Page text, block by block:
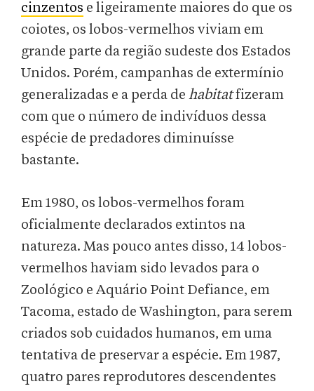
cinzentos e ligeiramente maiores do que os
coiotes, os lobos-vermelhos viviam em
grande parte da região sudeste dos Estados
Unidos. Porém, campanhas de extermínio
generalizadas e a perda de habitatfizeram
com que o número de indivíduos dessa
espécie de predadores diminuísse
bastante.
Em 1980, os lobos-vermelhos foram
oficialmente declarados extintos na
natureza. Mas pouco antes disso, 14 lobos-
vermelhos haviam sido levados para o
Zoológico e Aquário Point Defiance, em
Tacoma, estado de Washington, para serem
criados sob cuidados humanos, em uma
tentativa de preservar a espécie. Em 1987,
quatro pares reprodutores descendentes